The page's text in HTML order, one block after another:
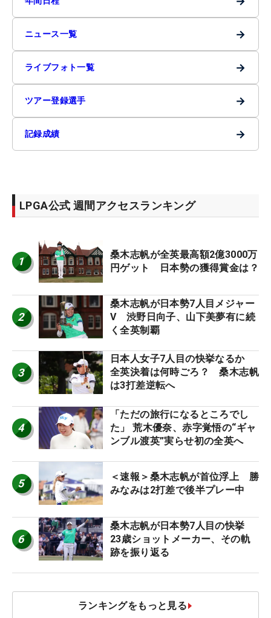
ニュース一覧 →
ライブフォト一覧 →
ツアー登録選手 →
記録成績 →
LPGA公式 週間アクセスランキング
1
桑木志帆が全英最高額2億3000万
円ゲット 日本勢の獲得賞金は？
2
桑木志帆が日本勢7人目メジャー
V 渋野日向子、山下美夢有に続
く全英制覇
3
日本人女子7人目の快挙なるか
全英決着は何時ごろ？ 桑木志帆
は3打差逆転へ
4
「ただの旅行になるところでし
た」 荒木優奈、赤字覚悟の“ギャ
ンブル渡英”実らせ初の全英へ
5
＜速報＞桑木志帆が首位浮上 勝
みなみは2打差で後半プレー中
6
桑木志帆が日本勢7人目の快挙
23歳ショットメーカー、その軌
跡を振り返る
ランキングをもっと見る